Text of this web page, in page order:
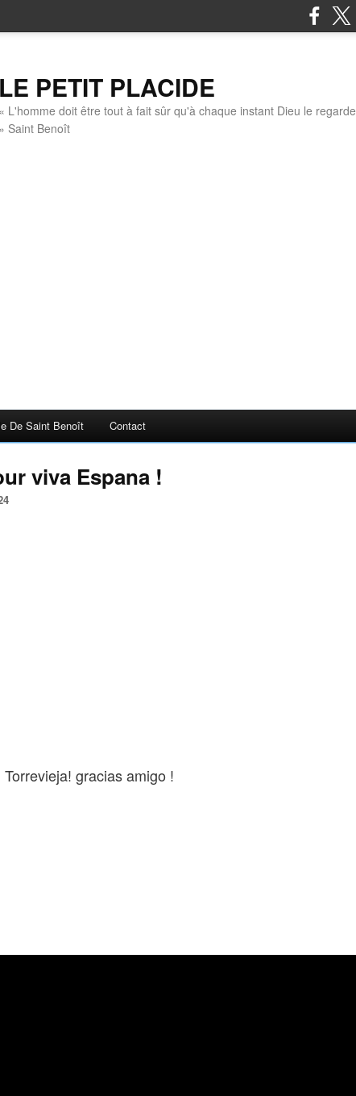
LE PETIT PLACIDE
« L'homme doit être tout à fait sûr qu'à chaque instant Dieu le
» Saint Benoît
De Saint Benoît Contact
viva Espana !
gracias amigo !